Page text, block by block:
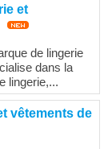
et
de lingerie
dans la
lingerie,...
vêtements de